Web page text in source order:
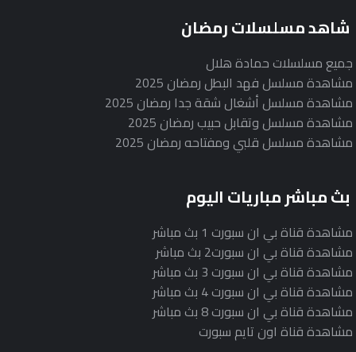
شاهد مسلسلات رمضان
جميع مسلسلات حمادة هلال
مشاهدة مسلسل فهد البطل رمضان 2025
مشاهدة مسلسل أشغال شقة جدا رمضان 2025
مشاهدة مسلسل وتقابل حبيب رمضان 2025
مشاهدة مسلسل قلبي ومفتاحه رمضان 2025
بث مباشر مباريات اليوم
مشاهدة قناة بي ان سبورت 1 بث مباشر
مشاهدة قناة بي ان سبورت2 بث مباشر
مشاهدة قناة بي ان سبورت 3 بث مباشر
مشاهدة قناة بي ان سبورت 4 بث مباشر
مشاهدة قناة بي ان سبورت 8 بث مباشر
مشاهدة قناة اون تايم سبورت